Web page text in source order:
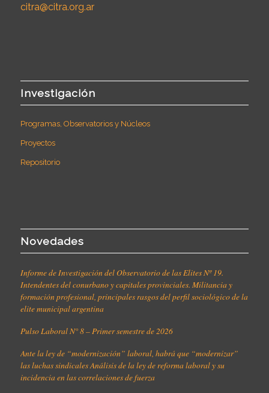
citra@citra.org.ar
Investigación
Programas, Observatorios y Núcleos
Proyectos
Repositorio
Novedades
Informe de Investigación del Observatorio de las Elites Nº 19.
Intendentes del conurbano y capitales provinciales. Militancia y
formación profesional, principales rasgos del perfil sociológico de la
elite municipal argentina
Pulso Laboral N° 8 – Primer semestre de 2026
Ante la ley de “modernización” laboral, habrá que “modernizar”
las luchas sindicales Análisis de la ley de reforma laboral y su
incidencia en las correlaciones de fuerza